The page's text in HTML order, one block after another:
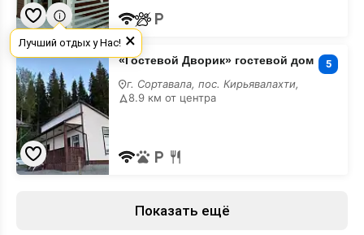
«Гостевой
Дворик»
гостевой
дом
«Гостевой Дворик» гостевой дом 5
г. Сортавала, пос. Кирьявалахти,
8.9 км от центра
Показать ещё
×
Лучший отдых у Нас!